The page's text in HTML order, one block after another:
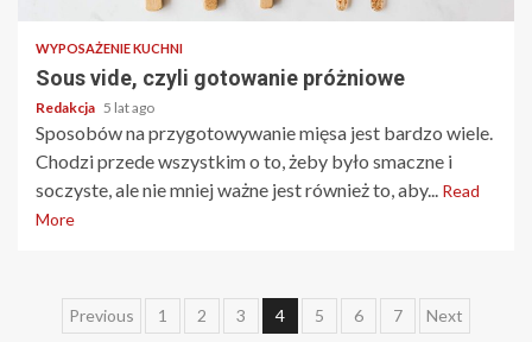
WYPOSAŻENIE KUCHNI
Sous vide, czyli gotowanie próżniowe
Redakcja 5 lat ago
Sposobów na przygotowywanie mięsa jest bardzo wiele.
Chodzi przede wszystkim o to, żeby było smaczne i
soczyste, ale nie mniej ważne jest również to, aby... Read
More
Nawigacja
Previous 1 2 3 4 5 6 7 Next